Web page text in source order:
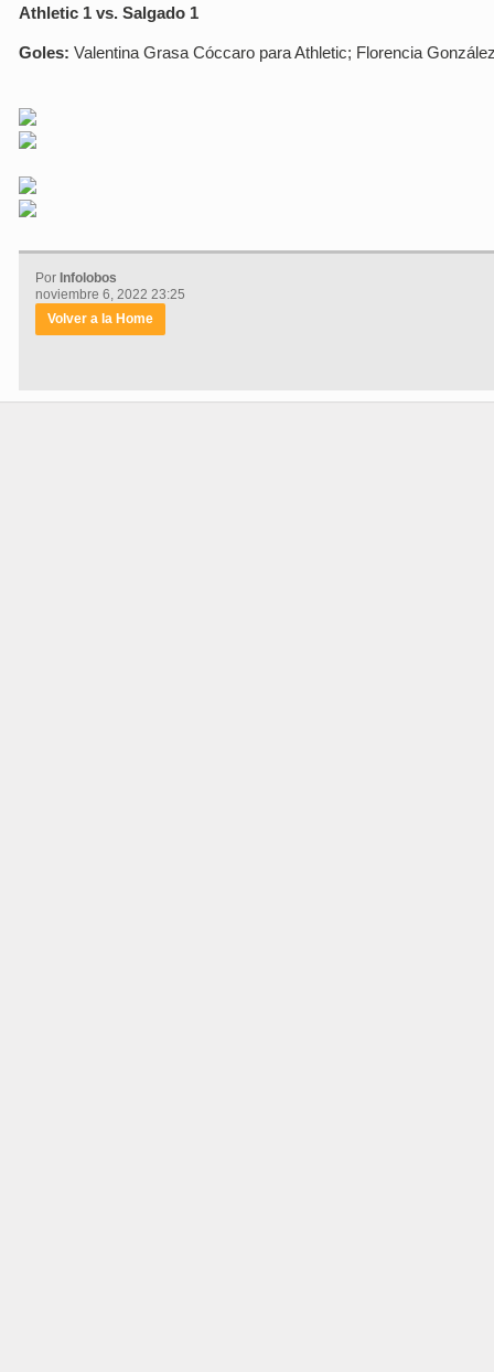
Athletic 1 vs. Salgado 1
Goles: Valentina Grasa Cóccaro para Athletic; Florencia
Por Infolobos
noviembre 6, 2022 23:25
Volver a la Home